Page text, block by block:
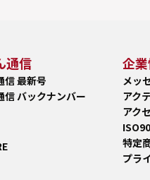
通信
信 最新号
信 バックナンバー
企
メッ
アク
アク
特定
プラ